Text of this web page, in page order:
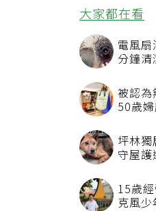
大家都在看
電風
分鐘
被認為
50歲
坪林
守屋
15歲
克風